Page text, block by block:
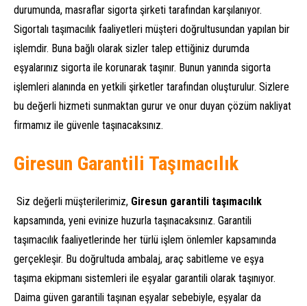
durumunda, masraflar sigorta şirketi tarafından karşılanıyor.
Sigortalı taşımacılık faaliyetleri müşteri doğrultusundan yapılan bir
işlemdir. Buna bağlı olarak sizler talep ettiğiniz durumda
eşyalarınız sigorta ile korunarak taşınır. Bunun yanında sigorta
işlemleri alanında en yetkili şirketler tarafından oluşturulur. Sizlere
bu değerli hizmeti sunmaktan gurur ve onur duyan çözüm nakliyat
firmamız ile güvenle taşınacaksınız.
Giresun Garantili Taşımacılık
Siz değerli müşterilerimiz, Giresun garantili taşımacılık
kapsamında, yeni evinize huzurla taşınacaksınız. Garantili
taşımacılık faaliyetlerinde her türlü işlem önlemler kapsamında
gerçekleşir. Bu doğrultuda ambalaj, araç sabitleme ve eşya
taşıma ekipmanı sistemleri ile eşyalar garantili olarak taşınıyor.
Daima güven garantili taşınan eşyalar sebebiyle, eşyalar da